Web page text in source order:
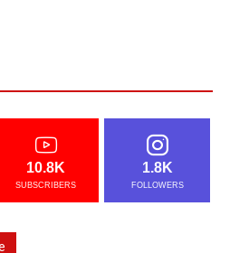
10.8K
SUBSCRIBERS
1.8K
FOLLOWERS